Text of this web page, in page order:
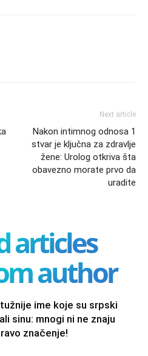
Next article
Nakon intimnog odnosa 1
stvar je ključna za zdravlje
žene: Urolog otkriva šta
obavezno morate prvo da
uradite
articles
author
ime koje su srpski
sinu: mnogi ni ne znaju
značenje!